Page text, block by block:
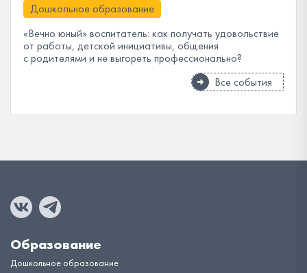
Дошкольное образование
«Вечно юный» воспитатель: как получать удовольствие
от работы, детской инициативы, общения
с родителями и не выгореть профессионально?
Все события
Образование
Дошкольное образование